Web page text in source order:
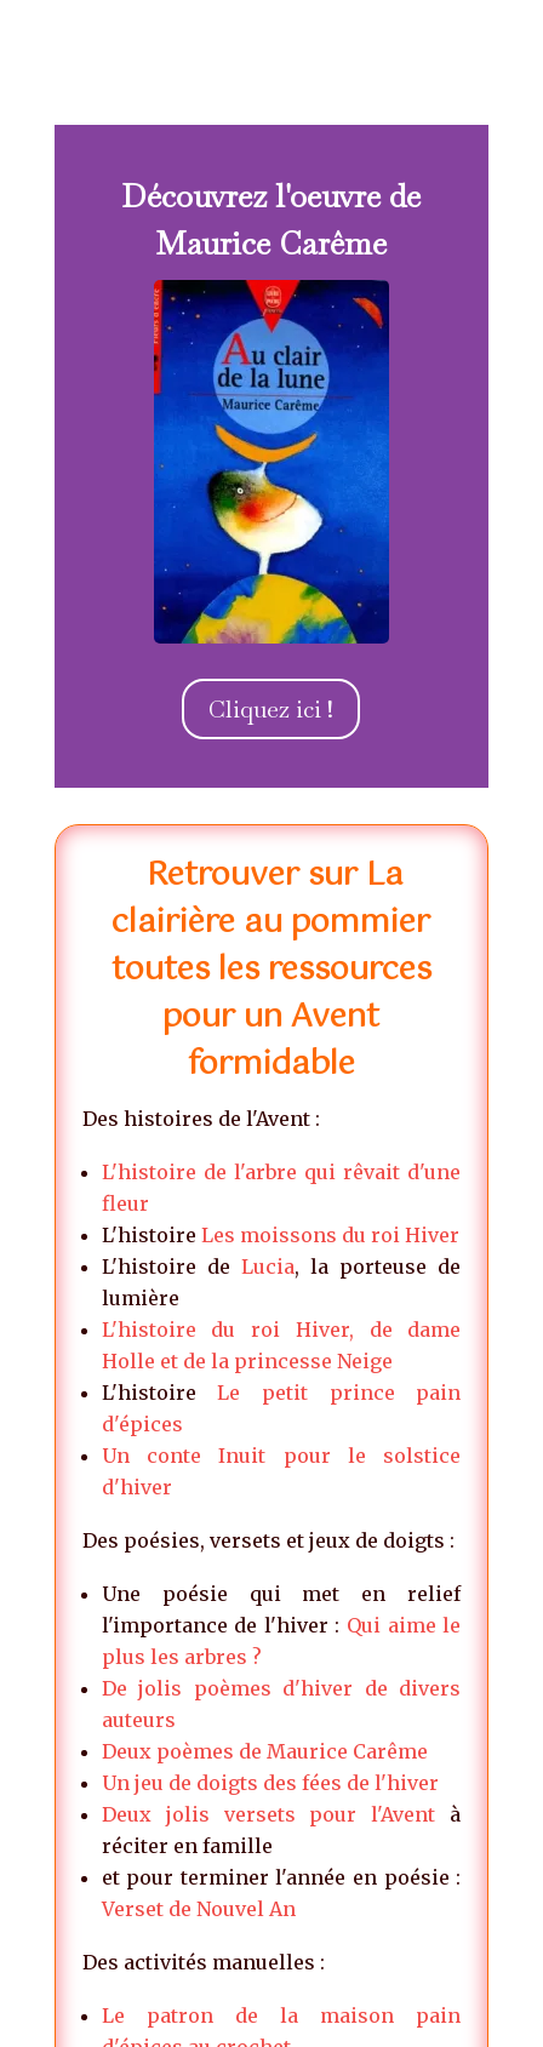
Découvrez l'oeuvre de
Maurice Carême
Cliquez ici !
Retrouver sur La
clairière au pommier
toutes les ressources
pour un Avent
formidable
Des histoires de l'Avent :
L'histoire de l'arbre qui rêvait d'une
fleur
L'histoire Les moissons du roi Hiver
L'histoire de Lucia, la porteuse de
lumière
L'histoire du roi Hiver, de dame
Holle et de la princesse Neige
L'histoire Le petit prince pain
d'épices
Un conte Inuit pour le solstice
d'hiver
Des poésies, versets et jeux de doigts :
Une poésie qui met en relief
l'importance de l'hiver : Qui aime le
plus les arbres ?
De jolis poèmes d'hiver de divers
auteurs
Deux poèmes de Maurice Carême
Un jeu de doigts des fées de l'hiver
Deux jolis versets pour l'Avent à
réciter en famille
et pour terminer l'année en poésie :
Verset de Nouvel An
Des activités manuelles :
Le patron de la maison pain